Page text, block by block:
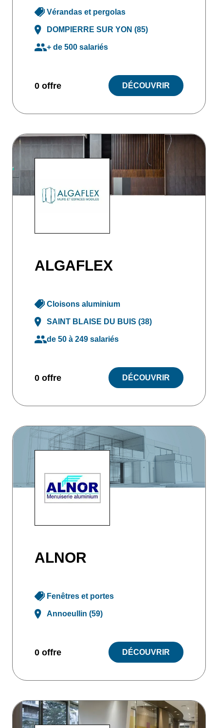
Vérandas et pergolas
DOMPIERRE SUR YON (85)
+ de 500 salariés
0 offre DÉCOUVRIR
ALGAFLEX
Cloisons aluminium
SAINT BLAISE DU BUIS (38)
de 50 à 249 salariés
0 offre DÉCOUVRIR
ALNOR
Fenêtres et portes
Annoeullin (59)
0 offre DÉCOUVRIR